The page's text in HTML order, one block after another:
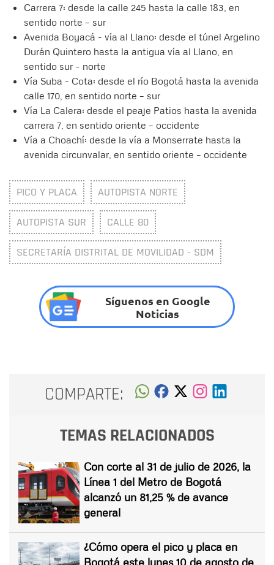
Carrera 7: desde la calle 245 hasta la calle 183, en
sentido norte – sur
Avenida Boyacá - vía al Llano: desde el túnel Argelino
Durán Quintero hasta la antigua vía al Llano, en
sentido sur – norte
Vía Suba - Cota: desde el río Bogotá hasta la avenida
calle 170, en sentido norte – sur
Vía La Calera: desde el peaje Patios hasta la avenida
carrera 7, en sentido oriente – occidente
Vía a Choachí: desde la vía a Monserrate hasta la
avenida circunvalar, en sentido oriente – occidente
PICO Y PLACA AUTOPISTA NORTE
AUTOPISTA SUR CALLE 80
SECRETARÍA DISTRITAL DE MOVILIDAD - SDM
Síguenos en Google
Noticias
COMPARTE:
TEMAS RELACIONADOS
Con corte al 31 de julio de 2026, la
Línea 1 del Metro de Bogotá
alcanzó un 81,25 % de avance
general
¿Cómo opera el pico y placa en
Bogotá este lunes 10 de agosto de